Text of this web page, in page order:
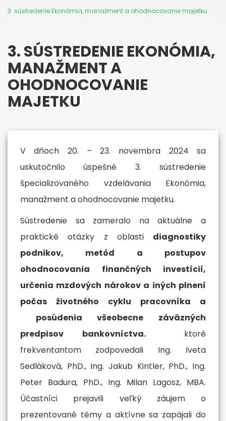
3. sústredenie Ekonómia, manažment a ohodnocovanie majetku
3. SÚSTREDENIE EKONÓMIA,
MANAŽMENT A
OHODNOCOVANIE
MAJETKU
V dňoch 20. – 23. novembra 2024 sa
uskutočnilo úspešné 3. sústredenie
špecializovaného vzdelávania Ekonómia,
manažment a ohodnocovanie majetku.
Sústredenie sa zameralo na aktuálne a
praktické otázky z oblasti diagnostiky
podnikov, metód a postupov
ohodnocovania finančných investícií,
určenia mzdových nárokov a iných plnení
počas životného cyklu pracovníka a
posúdenia všeobecne záväzných
predpisov bankovníctva. ktoré
frekventantom zodpovedali Ing. Iveta
Sedláková, PhD., Ing. Jakub Kintler, PhD., Ing.
Peter Badura, PhD., Ing. Milan Lagosz, MBA.
Účastníci prejavili veľký záujem o
prezentované témy a aktívne sa zapájali do